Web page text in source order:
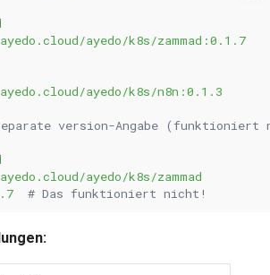
ayedo/k8s/zammad:0.1.7
ayedo/k8s/n8n:0.1.3
version-Angabe (funktioniert
ayedo/k8s/zammad
# Das funktioniert nicht!